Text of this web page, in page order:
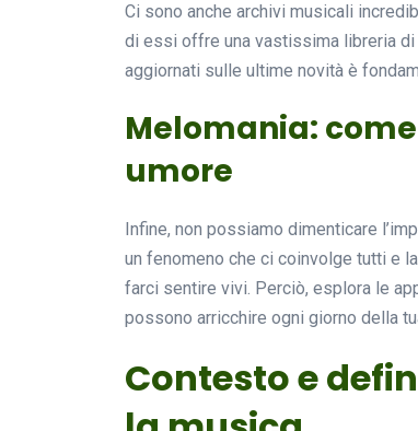
Ci sono anche archivi musicali
di essi offre una vastissima libreria
aggiornati sulle ultime novità è
Melomania:
umore
Infine, non possiamo dimenticare
un fenomeno che ci coinvolge tutti e
farci sentire vivi. Perciò, esplora le
possono arricchire ogni giorno della
Contesto e